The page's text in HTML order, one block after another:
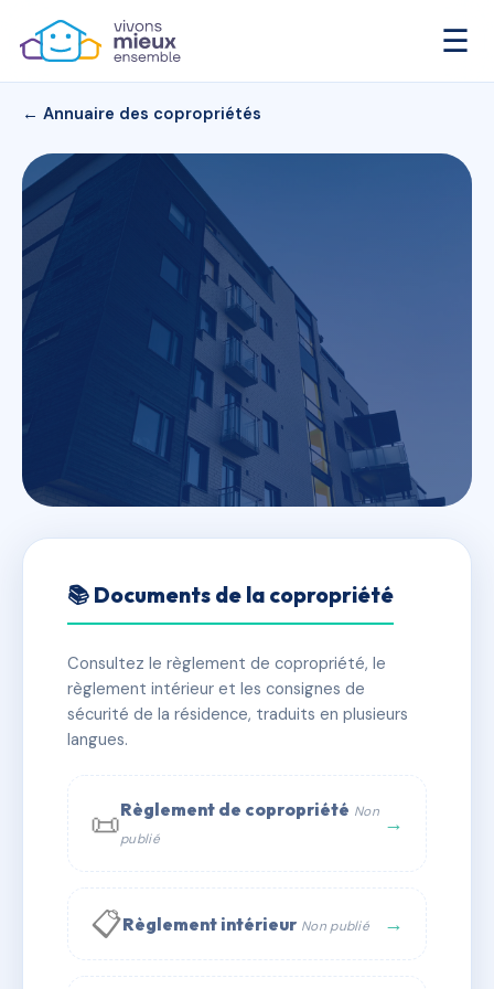
☰
← Annuaire des copropriétés
SDC 3 rue NOTRE DAME
✓ Immatriculée 🏠 9 lots 🏗 1 bâtiment(s)
📞 Contacter Syndic Digital
📚 Documents de la copropriété
Consultez le règlement de copropriété, le
règlement intérieur et les consignes de
sécurité de la résidence, traduits en plusieurs
langues.
📜Règlement de copropriété Non
publié
→
📋Règlement intérieur Non publié →